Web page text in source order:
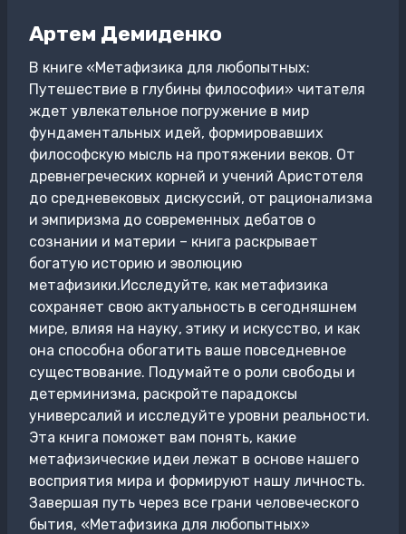
Артем Демиденко
В книге «Метафизика для любопытных:
Путешествие в глубины философии» читателя
ждет увлекательное погружение в мир
фундаментальных идей, формировавших
философскую мысль на протяжении веков. От
древнегреческих корней и учений Аристотеля
до средневековых дискуссий, от рационализма
и эмпиризма до современных дебатов о
сознании и материи – книга раскрывает
богатую историю и эволюцию
метафизики.Исследуйте, как метафизика
сохраняет свою актуальность в сегодняшнем
мире, влияя на науку, этику и искусство, и как
она способна обогатить ваше повседневное
существование. Подумайте о роли свободы и
детерминизма, раскройте парадоксы
универсалий и исследуйте уровни реальности.
Эта книга поможет вам понять, какие
метафизические идеи лежат в основе нашего
восприятия мира и формируют нашу личность.
Завершая путь через все грани человеческого
бытия, «Метафизика для любопытных»